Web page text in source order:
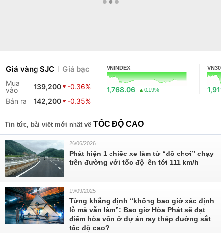
Giá vàng SJC Giá bạc
Mua
vào
139,200
-0.36%
Bán ra
142,200 -0.35%
VNINDEX
1,768.06 0.19%
VN30
Tin tức, bài viết mới nhất về TỐC ĐỘ CAO
26/06/2026
Phát hiện 1 chiếc xe làm từ “đồ chơi” chạy
trên đường với tốc độ lên tới 111 km/h
19/09/2025
Từng khẳng định “không bao giờ xác định
lỗ mà vẫn làm”: Bao giờ Hòa Phát sẽ đạt
điểm hòa vốn ở dự án ray thép đường sắt
tốc độ cao?